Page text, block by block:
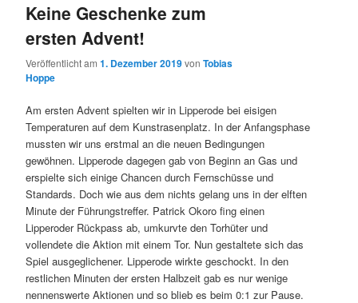
Keine Geschenke zum
ersten Advent!
Veröffentlicht am1. Dezember 2019vonTobias
Hoppe
Am ersten Advent spielten wir in Lipperode bei eisigen
Temperaturen auf dem Kunstrasenplatz. In der Anfangsphase
mussten wir uns erstmal an die neuen Bedingungen
gewöhnen. Lipperode dagegen gab von Beginn an Gas und
erspielte sich einige Chancen durch Fernschüsse und
Standards. Doch wie aus dem nichts gelang uns in der elften
Minute der Führungstreffer. Patrick Okoro fing einen
Lipperoder Rückpass ab, umkurvte den Torhüter und
vollendete die Aktion mit einem Tor. Nun gestaltete sich das
Spiel ausgeglichener. Lipperode wirkte geschockt. In den
restlichen Minuten der ersten Halbzeit gab es nur wenige
nennenswerte Aktionen und so blieb es beim 0:1 zur Pause.